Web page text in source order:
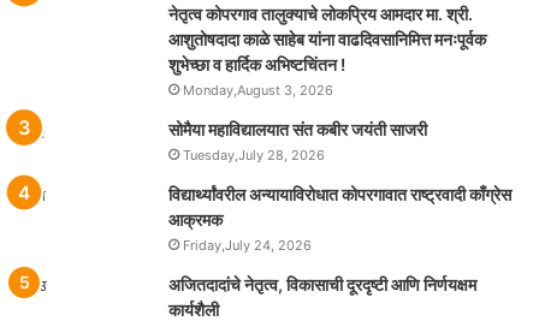
नेतृत्व कोपरगाव तालुक्याचे लोकप्रिय आमदार मा. श्री.
आशुतोषदादा काळे साहेब यांना वाढदिवसानिमित्त मनःपूर्वक
शुभेच्छा व हार्दिक अभिष्टचिंतन !
Monday,August 3, 2026
सोमैया महाविद्यालयात संत कबीर जयंती साजरी
Tuesday,July 28, 2026
विद्यार्थ्यांवरील अन्यायाविरोधात कोपरगावात राष्ट्रवादी काँग्रेस
आक्रमक
Friday,July 24, 2026
अजितदादांचे नेतृत्व, विकासाची दूरदृष्टी आणि निर्णयक्षम
कार्यशैली